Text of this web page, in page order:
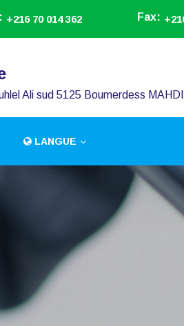
+216 70 014 362 Fax:
Ali sud 5125 Boumerdess
LANGUE